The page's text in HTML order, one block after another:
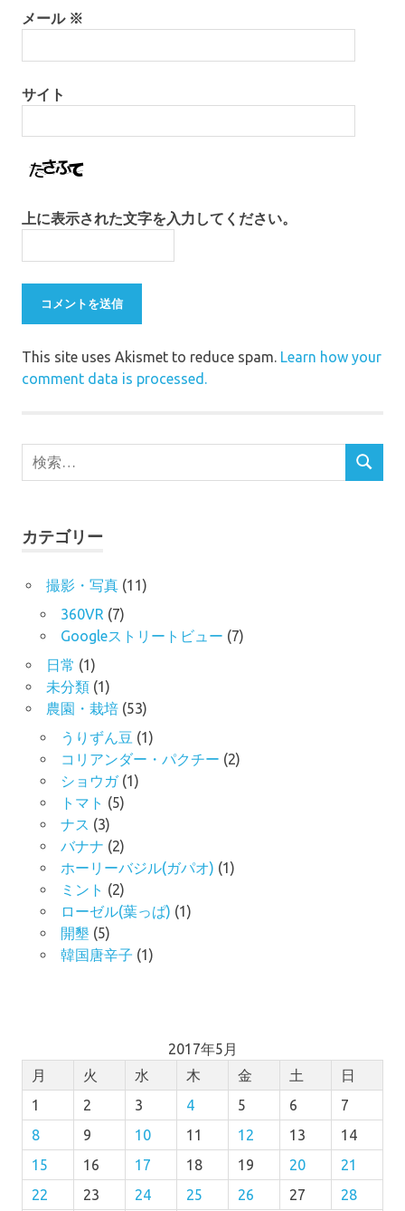
メール ※
サイト
上に表示された文字を入力してください。
This site uses Akismet to reduce spam. Learn how your
comment data is processed.
検
検
カテゴリー
撮影・写真(11)
360VR (7)
Googleストリートビュー (7)
日常 (1)
未分類(1)
農園・栽培(53)
うりずん豆 (1)
コリアンダー・パクチー (2)
ショウガ(1)
トマト (5)
ナス (3)
バナナ (2)
ホーリーバジル(ガパオ) (1)
ミント (2)
ローゼル(葉っぱ) (1)
開墾 (5)
韓国唐辛子 (1)
2017年5月
月
火 水 木 金 土
日
1
2 3 4 5 6
7
8
9 10 11 12 13
14
15
16 17 18 19 20
21
22
23 24 25 26 27 28